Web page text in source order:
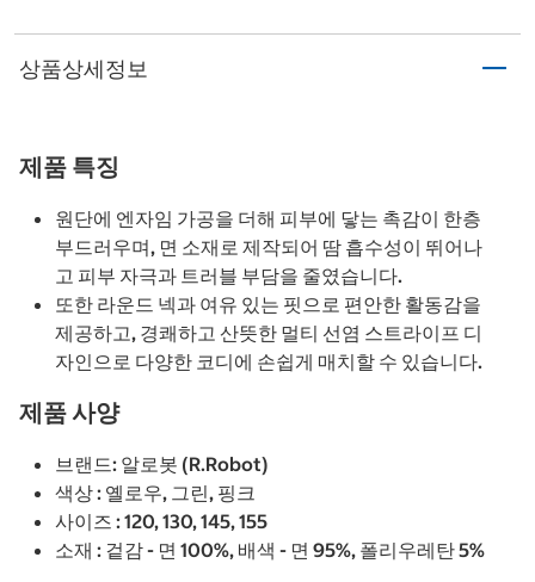
상품상세정보
제품 특징
원단에 엔자임 가공을 더해 피부에 닿는 촉감이 한층
부드러우며, 면 소재로 제작되어 땀 흡수성이 뛰어나
고 피부 자극과 트러블 부담을 줄였습니다.
또한 라운드 넥과 여유 있는 핏으로 편안한 활동감을
제공하고, 경쾌하고 산뜻한 멀티 선염 스트라이프 디
자인으로 다양한 코디에 손쉽게 매치할 수 있습니다.
제품 사양
브랜드: 알로봇 (R.Robot)
색상 : 옐로우, 그린, 핑크
사이즈 : 120, 130, 145, 155
소재 : 겉감 - 면 100%, 배색 - 면 95%, 폴리우레탄 5%